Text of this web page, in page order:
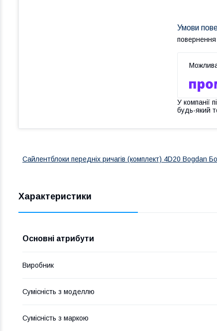
повернення
У компанії
будь-який
Сайлентблоки передніх ричагів (комплект) 4D20 Bogdan
Характеристики
Основні атрибути
Виробник
Сумісність з моделлю
Сумісність з маркою